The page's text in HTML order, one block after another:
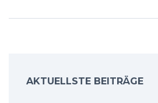
AKTUELLSTE BEITRÄGE